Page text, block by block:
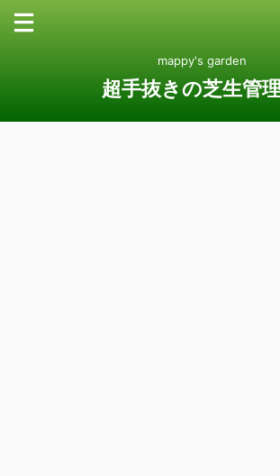
mappy's garden
超手抜きの芝生管